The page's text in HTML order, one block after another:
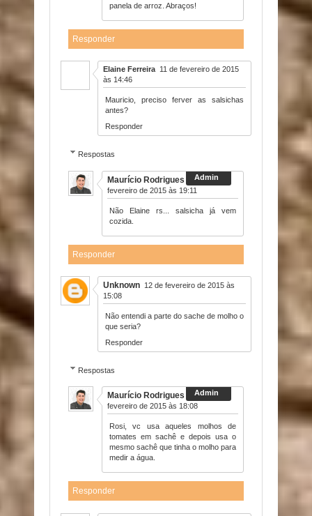
panela de arroz. Abraços!
Responder
Elaine Ferreira 11 de fevereiro de 2015
às 14:46
Mauricio, preciso ferver as salsichas
antes?
Responder
Respostas
Maurício Rodrigues
11 de
fevereiro de 2015 às 19:11
Não Elaine rs... salsicha já vem
cozida.
Responder
Unknown 12 de fevereiro de 2015 às
15:08
Não entendi a parte do sache de molho o
que seria?
Responder
Respostas
Maurício Rodrigues
12 de
fevereiro de 2015 às 18:08
Rosi, vc usa aqueles molhos de
tomates em sachê e depois usa o
mesmo sachê que tinha o molho para
medir a água.
Responder